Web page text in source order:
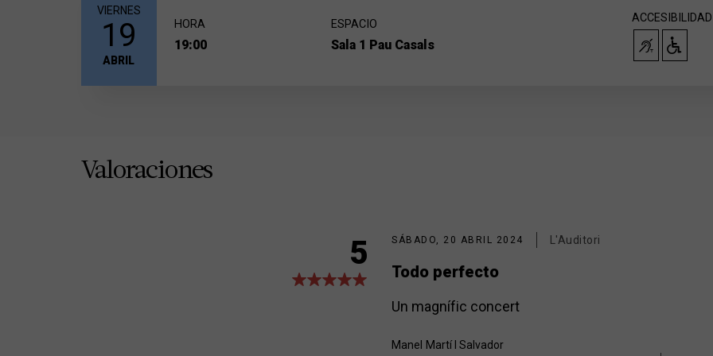
VIERNES
19
ABRIL
HORA
19:00
ESPACIO
Sala 1 Pau Casals
ACCESIBILIDAD
Valoraciones
5 SÁBADO, 20 ABRIL 2024 L'Auditori
Todo perfecto
Un magnífic concert
Manel
Martí I Salvador